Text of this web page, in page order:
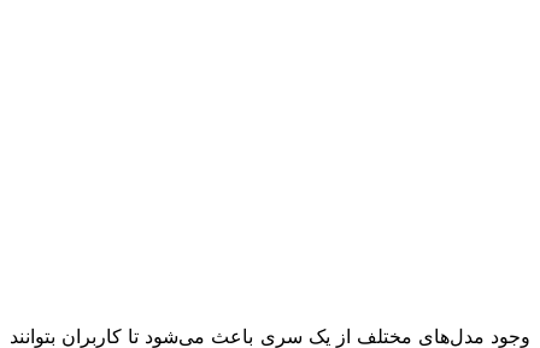
وجود مدل‌های مختلف از یک سری باعث می‌شود تا کاربران بتوانند